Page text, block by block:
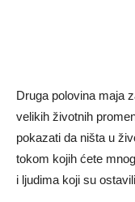
Druga polovina maja
velikih životnih
pokazati da ništa u
tokom kojih ćete
i ljudima koji su